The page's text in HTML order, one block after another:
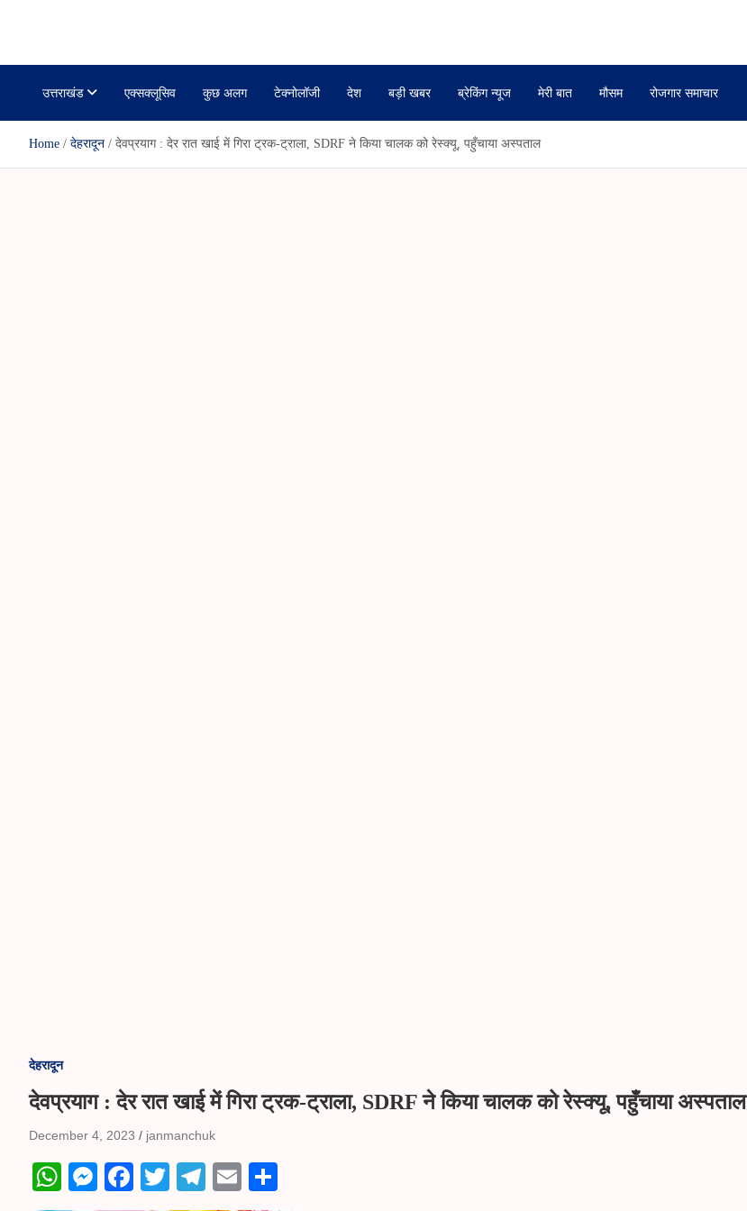
उत्तराखंड एक्सक्लूसिव कुछ अलग टेक्नोलॉजी देश बड़ी खबर ब्रेकिंग न्यूज मेरी बात मौसम रोजगार समाचार
Home देहरादून देवप्रयाग : देर रात खाई में गिरा ट्रक-ट्राला, SDRF ने किया चालक को रेस्क्यू, पहुँचाया अस्पताल
देहरादून
देवप्रयाग : देर रात खाई में गिरा ट्रक-ट्राला, SDRF ने किया चालक को रेस्क्यू, पहुँचाया अस्पताल
December 4, 2023 janmanchuk
W
M
Fa T
Te
E
e